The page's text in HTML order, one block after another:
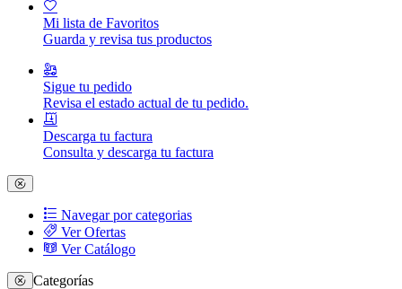
Mi lista de Favoritos
Guarda y revisa tus productos
Sigue tu pedido
Revisa el estado actual de tu pedido.
Descarga tu factura
Consulta y descarga tu factura
Navegar por categorias
Ver Ofertas
Ver Catálogo
Categorías